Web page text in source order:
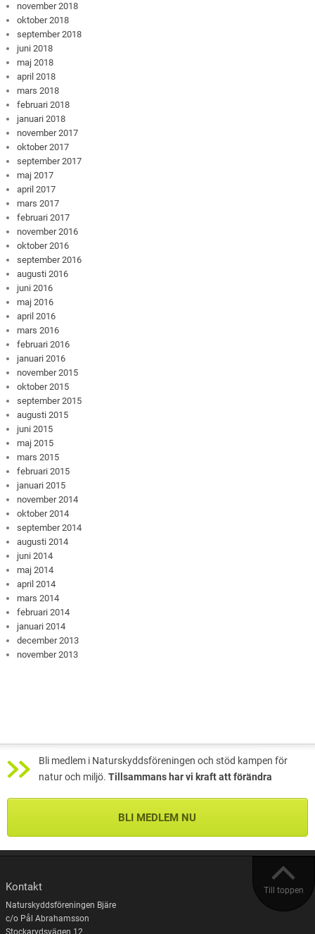
november 2018
oktober 2018
september 2018
juni 2018
maj 2018
april 2018
mars 2018
februari 2018
januari 2018
november 2017
oktober 2017
september 2017
maj 2017
april 2017
mars 2017
februari 2017
november 2016
oktober 2016
september 2016
augusti 2016
juni 2016
maj 2016
april 2016
mars 2016
februari 2016
januari 2016
november 2015
oktober 2015
september 2015
augusti 2015
juni 2015
maj 2015
mars 2015
februari 2015
januari 2015
november 2014
oktober 2014
september 2014
augusti 2014
juni 2014
maj 2014
april 2014
mars 2014
februari 2014
januari 2014
december 2013
november 2013
Bli medlem i Naturskyddsföreningen och stöd kampen för
natur och miljö. Tillsammans har vi kraft att förändra
BLI MEDLEM NU
Till toppen
Kontakt
Naturskyddsföreningen Bjäre
c/o Pål Abrahamsson
Stockarydsvägen 12